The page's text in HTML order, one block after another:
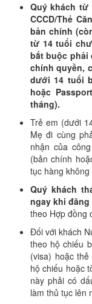
Quý khách từ
CCCD/Thẻ
bản chính
từ 14 tuổi
bắt buộc phải
chính quyền,
dưới 14 tuổi
hoặc
tháng).
Trẻ em (dưới
Mẹ đi cùng
nhận của
(bản chính
tục hàng
Quý khách
ngay khi đăng
theo Hợp đồng
Đối với khách
theo hộ chiếu
(visa) hoặc
hộ chiếu hoặc
này phải có
làm thủ tục lên